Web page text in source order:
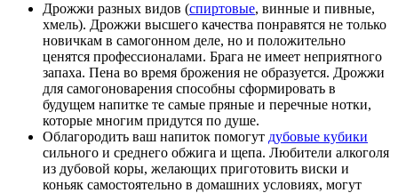
Дрожжи разных видов (спиртовые, винные и пивные,
хмель). Дрожжи высшего качества понравятся не только
новичкам в самогонном деле, но и положительно
ценятся профессионалами. Брага не имеет неприятного
запаха. Пена во время брожения не образуется. Дрожжи
для самогоноварения способны сформировать в
будущем напитке те самые пряные и перечные нотки,
которые многим придутся по душе.
Облагородить ваш напиток помогут дубовые кубики
сильного и среднего обжига и щепа. Любители алкоголя
из дубовой коры, желающих приготовить виски и
коньяк самостоятельно в домашних условиях, могут